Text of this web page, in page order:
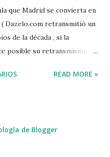
que Madrid se convierta en
Dazelo.com retransmitió un
de la década , si la
posible su retransmisión via
READ MORE »
de Blogger